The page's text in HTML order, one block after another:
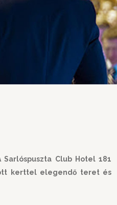
Club Hotel 181
kerttel elegendő teret és